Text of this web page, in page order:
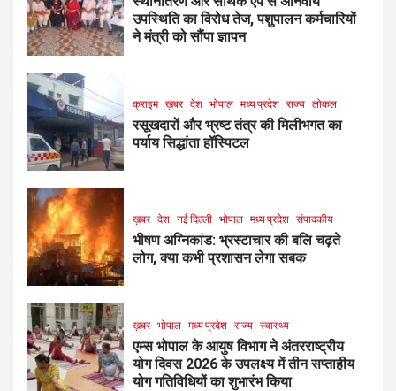
उपस्थिति का विरोध तेज, पशुपालन कर्मचारियों
ने मंत्री को सौंपा ज्ञापन
क्राइम ख़बर देश भोपाल मध्य प्रदेश राज्य लोकल
रसूखदारों और भ्रष्ट तंत्र की मिलीभगत का
पर्याय सिद्धांता हॉस्पिटल
ख़बर देश नई दिल्ली भोपाल मध्य प्रदेश संपादकीय
भीषण अग्निकांड: भ्रस्टाचार की बलि चढ़ते
लोग, क्या कभी प्रशासन लेगा सबक
ख़बर भोपाल मध्य प्रदेश राज्य स्वास्थ्य
एम्स भोपाल के आयुष विभाग ने अंतरराष्ट्रीय
योग दिवस 2026 के उपलक्ष्य में तीन सप्ताहीय
योग गतिविधियों का शुभारंभ किया